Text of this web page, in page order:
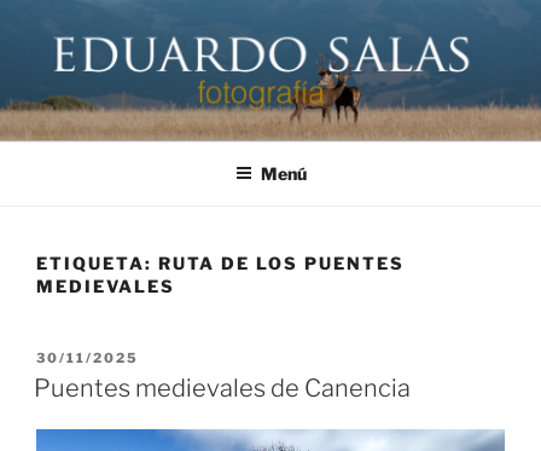
contenido
EDUARDO SALAS FOTÓGRAFO
Página personal del fotógrafo Eduardo Salas
Menú
ETIQUETA: RUTA DE LOS PUENTES
MEDIEVALES
PUBLICADO
EL
30/11/2025
Puentes medievales de Canencia